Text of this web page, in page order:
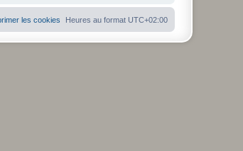
Heures au format UTC+02:00
les cookies